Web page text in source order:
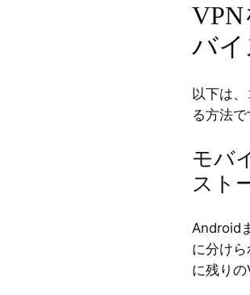
バ
以下は
る方法で
モバ
スト
Android
に分け
に残りの